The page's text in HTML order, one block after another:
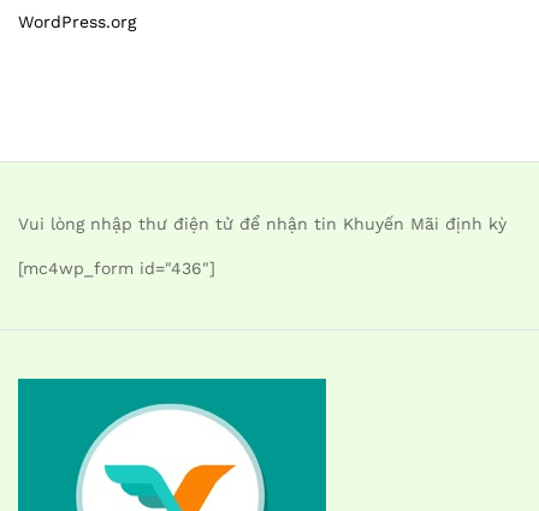
WordPress.org
Vui lòng nhập thư điện tử để nhận tin Khuyến Mãi định kỳ
[mc4wp_form id="436"]